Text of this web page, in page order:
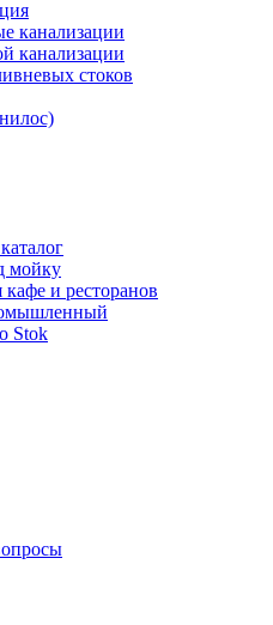
канализации
канализации
стоков
мойку
и ресторанов
Stok